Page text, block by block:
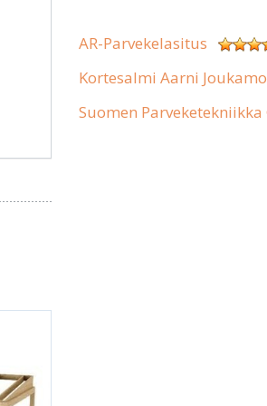
AR-Parvekelasitus
Kortesalmi Aarni Joukamo
Suomen Parveketekniikka